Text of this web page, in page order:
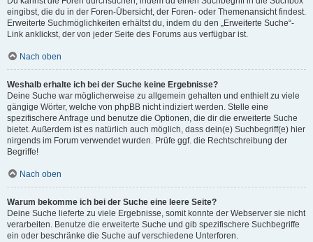
eingibst, die du in der Foren-Übersicht, der Foren- oder Themenansicht findest.
Erweiterte Suchmöglichkeiten erhältst du, indem du den „Erweiterte Suche“-
Link anklickst, der von jeder Seite des Forums aus verfügbar ist.
Nach oben
Weshalb erhalte ich bei der Suche keine Ergebnisse?
Deine Suche war möglicherweise zu allgemein gehalten und enthielt zu viele
gängige Wörter, welche von phpBB nicht indiziert werden. Stelle eine
spezifischere Anfrage und benutze die Optionen, die dir die erweiterte Suche
bietet. Außerdem ist es natürlich auch möglich, dass dein(e) Suchbegriff(e) hier
nirgends im Forum verwendet wurden. Prüfe ggf. die Rechtschreibung der
Begriffe!
Nach oben
Warum bekomme ich bei der Suche eine leere Seite?
Deine Suche lieferte zu viele Ergebnisse, somit konnte der Webserver sie nicht
verarbeiten. Benutze die erweiterte Suche und gib spezifischere Suchbegriffe
ein oder beschränke die Suche auf verschiedene Unterforen.